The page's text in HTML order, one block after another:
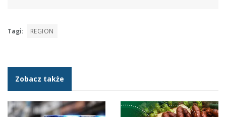
Tagi: REGION
Zobacz także